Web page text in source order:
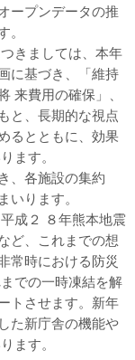
ープンデータの推
。
きましては、本年
に基づき、「維持
来費用の確保」、
と、長期的な視点
るとともに、効果
ます。
、各施設の集約
いります。
成２ ８年熊本地震
ど、これまでの想
常時における防災
での一時凍結を解
トさせます。新年
た新庁舎の機能や
ます。